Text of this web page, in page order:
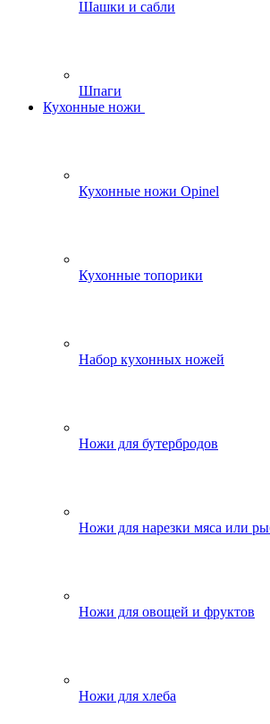
Шашки и сабли
Шпаги
Кухонные ножи
Кухонные ножи Opinel
Кухонные топорики
Набор кухонных ножей
Ножи для бутербродов
Ножи для нарезки мяса или
Ножи для овощей и фруктов
Ножи для хлеба